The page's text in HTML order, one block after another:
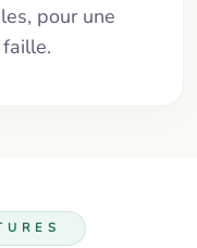
pour une